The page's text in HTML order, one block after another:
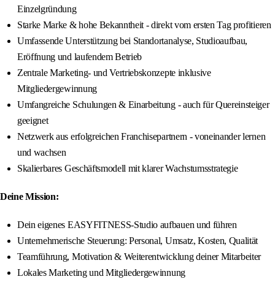
Einzelgründung
Starke Marke & hohe Bekanntheit - direkt vom ersten Tag profitieren
Umfassende Unterstützung bei Standortanalyse, Studioaufbau,
Eröffnung und laufendem Betrieb
Zentrale Marketing- und Vertriebskonzepte inklusive
Mitgliedergewinnung
Umfangreiche Schulungen & Einarbeitung - auch für Quereinsteiger
geeignet
Netzwerk aus erfolgreichen Franchisepartnern - voneinander lernen
und wachsen
Skalierbares Geschäftsmodell mit klarer Wachstumsstrategie
Deine Mission:
Dein eigenes EASYFITNESS-Studio aufbauen und führen
Unternehmerische Steuerung: Personal, Umsatz, Kosten, Qualität
Teamführung, Motivation & Weiterentwicklung deiner Mitarbeiter
Lokales Marketing und Mitgliedergewinnung